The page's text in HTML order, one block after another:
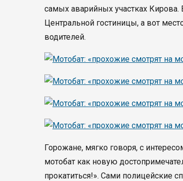
самых аварийных участках Кирова.
Центральной гостиницы, а вот
водителей.
Горожане, мягко говоря, с
мотобат как новую
прокатиться!». Сами полицейские